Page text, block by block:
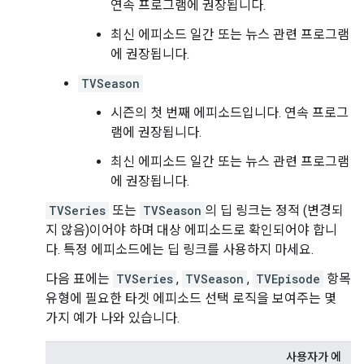
연속 프로그램에 권장됩니다.
최신 에피소드 일간 또는 뉴스 관련 프로그램
에 권장됩니다.
TVSeason
시즌의 첫 번째 에피소드입니다. 연속 프로그
램에 권장됩니다.
최신 에피소드 일간 또는 뉴스 관련 프로그램
에 권장됩니다.
TVSeries 또는 TVSeason 의 딥 링크는 정적 (변경되
지 않음)이어야 하며 대상 에피소드로 확인되어야 합니
다. 특정 에피소드에는 딥 링크를 사용하지 마세요.
다음 표에는 TVSeries , TVSeason , TVEpisode 항목
유형에 필요한 타겟 에피소드 선택 로직을 보여주는 몇
가지 예가 나와 있습니다.
사용자가 에